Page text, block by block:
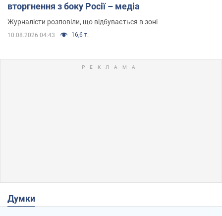
вторгнення з боку Росії – медіа
Журналісти розповіли, що відбувається в зоні
10.08.2026 04:43 16,6 т.
Думки